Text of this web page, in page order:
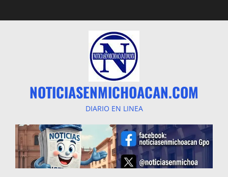
al
NOTICIASENMICHOACAN.COM
DIARIO EN LINEA